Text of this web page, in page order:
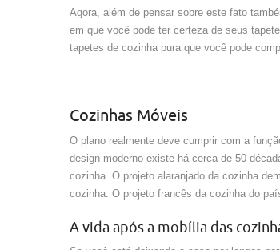
Agora, além de pensar sobre este fato
em que você pode ter certeza de seus
tapetes de cozinha pura que você pode
Cozinhas Móveis
O plano realmente deve cumprir com a
design moderno existe há cerca de 50
cozinha. O projeto alaranjado da cozinha
cozinha. O projeto francês da cozinha do
A vida após a mobília das